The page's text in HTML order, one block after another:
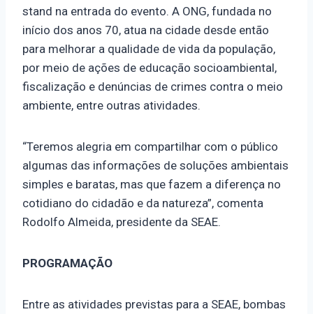
stand na entrada do evento. A ONG, fundada no
início dos anos 70, atua na cidade desde então
para melhorar a qualidade de vida da população,
por meio de ações de educação socioambiental,
fiscalização e denúncias de crimes contra o meio
ambiente, entre outras atividades.
“Teremos alegria em compartilhar com o público
algumas das informações de soluções ambientais
simples e baratas, mas que fazem a diferença no
cotidiano do cidadão e da natureza”, comenta
Rodolfo Almeida, presidente da SEAE.
PROGRAMAÇÃO
Entre as atividades previstas para a SEAE, bombas